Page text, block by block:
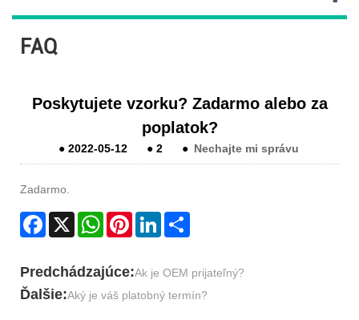
FAQ
Poskytujete vzorku? Zadarmo alebo za
poplatok?
● 2022-05-12 ● 2 ● Nechajte mi správu
Zadarmo.
Facebook
X WhatsAppPinterestLinkedIn
Predchádzajúce:Ak je OEM prijateľný?
Ďalšie:Aký je váš platobný termín?